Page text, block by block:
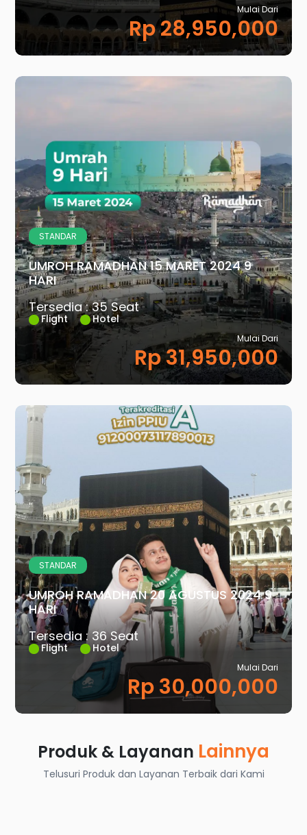
Mulai Dari
Rp 28,950,000
STANDAR
UMROH RAMADHAN 15 MARET 2024 9
HARI
Tersedia : 35 Seat
Flight Hotel
Mulai Dari
Rp 31,950,000
STANDAR
UMROH RAMADHAN 20 AGUSTUS 2024 9
HARI
Tersedia : 36 Seat
Flight Hotel
Mulai Dari
Rp 30,000,000
Produk & Layanan Lainnya
Telusuri Produk dan Layanan Terbaik dari Kami